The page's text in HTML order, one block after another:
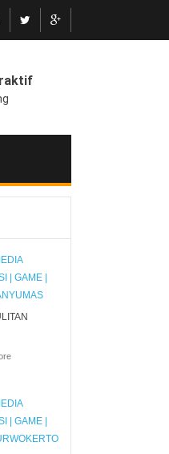
| GAME |
| GAME |